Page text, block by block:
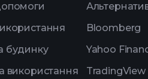
будинку
використання
Bloomberg
Yahoo
TradingView